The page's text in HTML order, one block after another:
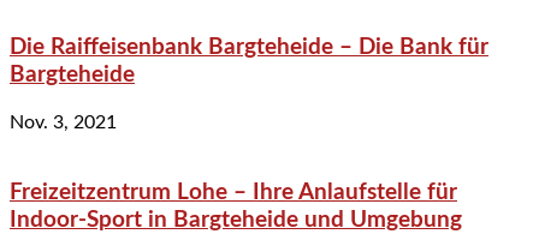
Die Raiffeisenbank Bargteheide – Die Bank für
Bargteheide
Nov. 3, 2021
Freizeitzentrum Lohe – Ihre Anlaufstelle für
Indoor-Sport in Bargteheide und Umgebung